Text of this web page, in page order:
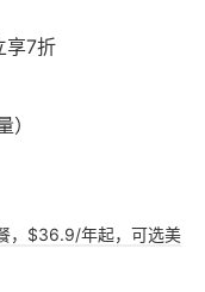
享7折
）
，$36.9/年起，可选美